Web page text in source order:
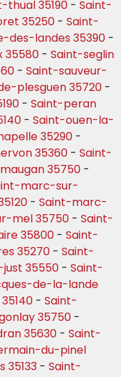
thual 35190 - Saint-
35250 - Saint-
des-landes 35390 -
35580 - Saint-seglin
- Saint-sauveur-
plesguen 35720 -
- Saint-peran
- Saint-ouen-la-
35290 -
35360 - Saint-
35750 -
marc-sur-
- Saint-marc-
mel 35750 - Saint-
35800 - Saint-
35270 - Saint-
35550 - Saint-
de-la-lande
- Saint-
35750 -
35630 - Saint-
du-pinel
- Saint-